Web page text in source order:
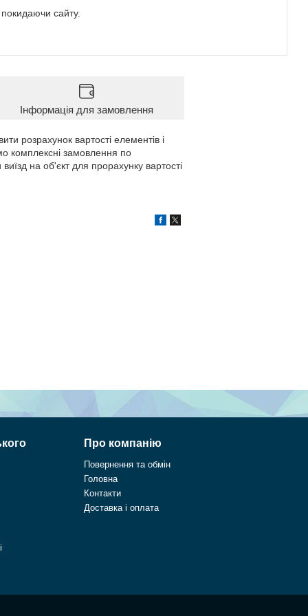
сайту.
Інформація для замовлення
розрахунок вартості елементів і
комплексні замовлення по
на об'єкт для прорахунку вартості
Про компанію
Повернення та обмін
Головна
Контакти
Доставка і оплата